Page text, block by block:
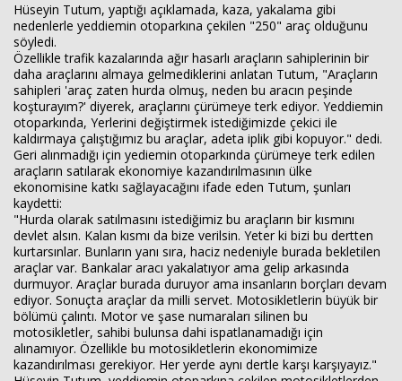
Hüseyin Tutum, yaptığı açıklamada, kaza, yakalama gibi
nedenlerle yeddiemin otoparkına çekilen "250" araç olduğunu
söyledi.
Özellikle trafik kazalarında ağır hasarlı araçların sahiplerinin bir
daha araçlarını almaya gelmediklerini anlatan Tutum, "Araçların
sahipleri 'araç zaten hurda olmuş, neden bu aracın peşinde
koşturayım?' diyerek, araçlarını çürümeye terk ediyor. Yeddiemin
otoparkında, Yerlerini değiştirmek istediğimizde çekici ile
kaldırmaya çalıştığımız bu araçlar, adeta iplik gibi kopuyor." dedi.
Geri alınmadığı için yediemin otoparkında çürümeye terk edilen
araçların satılarak ekonomiye kazandırılmasının ülke
ekonomisine katkı sağlayacağını ifade eden Tutum, şunları
kaydetti:
"Hurda olarak satılmasını istediğimiz bu araçların bir kısmını
devlet alsın. Kalan kısmı da bize verilsin. Yeter ki bizi bu dertten
kurtarsınlar. Bunların yanı sıra, haciz nedeniyle burada bekletilen
araçlar var. Bankalar aracı yakalatıyor ama gelip arkasında
durmuyor. Araçlar burada duruyor ama insanların borçları devam
ediyor. Sonuçta araçlar da milli servet. Motosikletlerin büyük bir
bölümü çalıntı. Motor ve şase numaraları silinen bu
motosikletler, sahibi bulunsa dahi ispatlanamadığı için
alınamıyor. Özellikle bu motosikletlerin ekonomimize
kazandırılması gerekiyor. Her yerde aynı dertle karşı karşıyayız."